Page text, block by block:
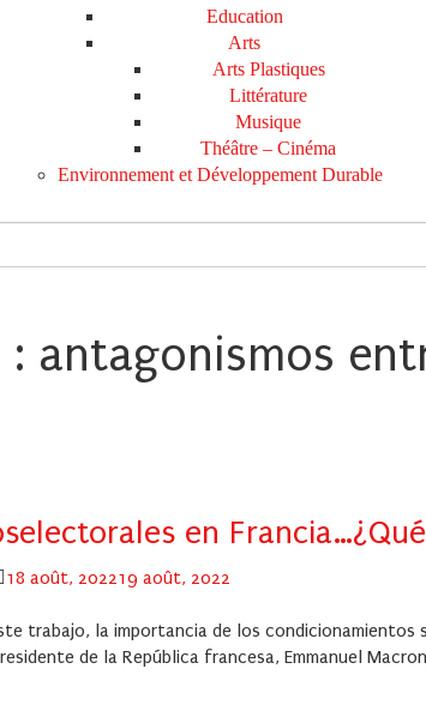
Education
Arts
Arts Plastiques
Littérature
Musique
Théâtre – Cinéma
Environnement et Développement Durable
antagonismos
en
Posted
18 août, 202219 août, 2022
trabajo, la importancia de los
de la República francesa, Emmanuel